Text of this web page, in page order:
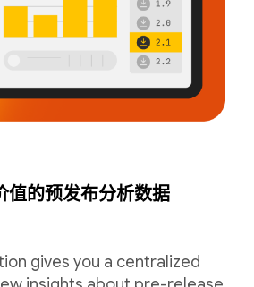
值的预发布分析数据
gives you a centralized